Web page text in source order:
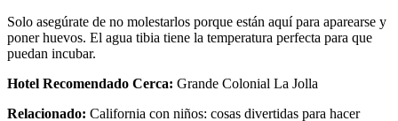
Solo asegúrate de no molestarlos porque están aquí para aparearse y
poner huevos. El agua tibia tiene la temperatura perfecta para que
puedan incubar.
Hotel Recomendado Cerca: Grande Colonial La Jolla
Relacionado: California con niños: cosas divertidas para hacer